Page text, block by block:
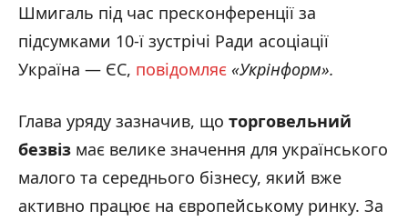
Шмигаль під час пресконференції за
підсумками 10-ї зустрічі Ради асоціації
Україна — ЄС, повідомляє «Укрінформ».
Глава уряду зазначив, що торговельний
безвіз має велике значення для українського
малого та середнього бізнесу, який вже
активно працює на європейському ринку. За